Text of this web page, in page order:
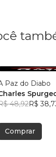
Paz do Diabo
48,92R$
Comprar